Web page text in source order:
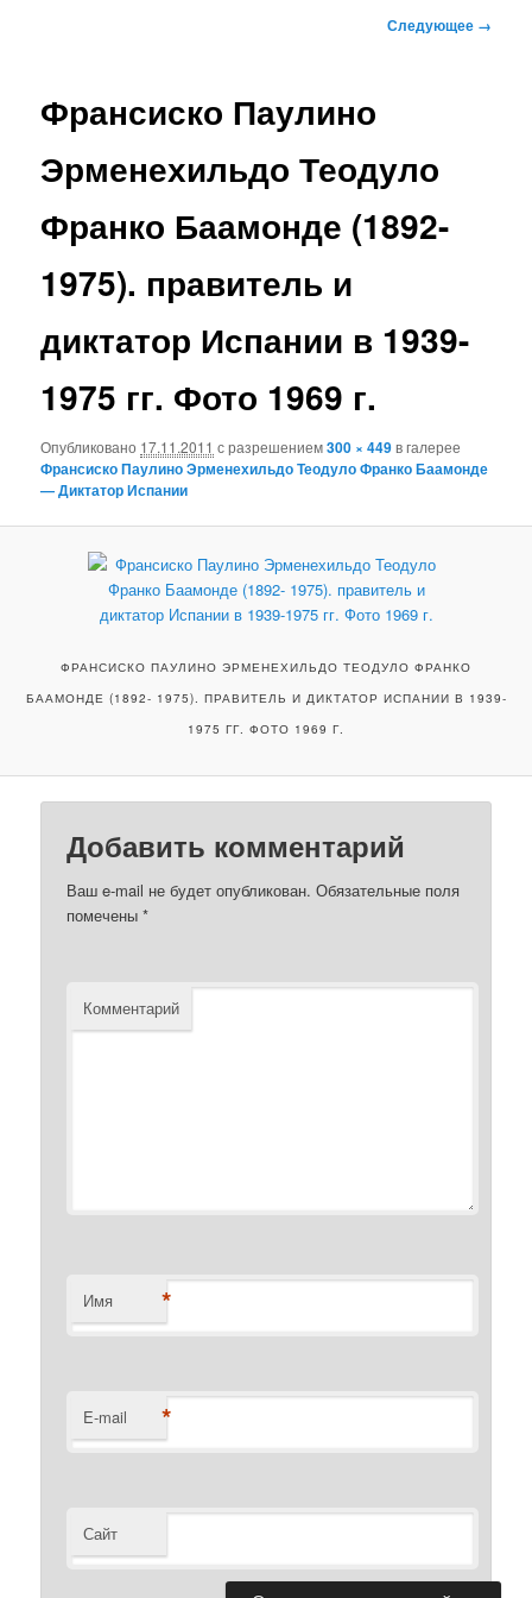
содержимому
Навигация
Следующее →
Франсиско Паулино
Эрменехильдо Теодуло
Франко Баамонде (1892-
1975). правитель и
диктатор Испании в 1939-
1975 гг. Фото 1969 г.
Опубликовано 17.11.2011 с разрешением300 × 449в галерее
Франсиско Паулино Эрменехильдо Теодуло Франко Баамонде
— Диктатор Испании
ФРАНСИСКО ПАУЛИНО ЭРМЕНЕХИЛЬДО ТЕОДУЛО ФРАНКО
БААМОНДЕ (1892- 1975). ПРАВИТЕЛЬ И ДИКТАТОР ИСПАНИИ В 1939-
1975 ГГ. ФОТО 1969 Г.
Добавить комментарий
Ваш e-mail не будет опубликован. Обязательные поля
помечены*
Комментарий
Имя *
E-mail *
Сайт